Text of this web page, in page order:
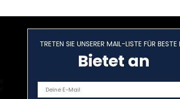
TRETEN SIE UNSERER MAIL-LISTE FÜR BESTE
Bietet an